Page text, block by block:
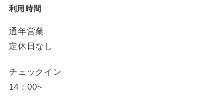
利用時間
通年営業
定休日なし
チェックイン
14：00~